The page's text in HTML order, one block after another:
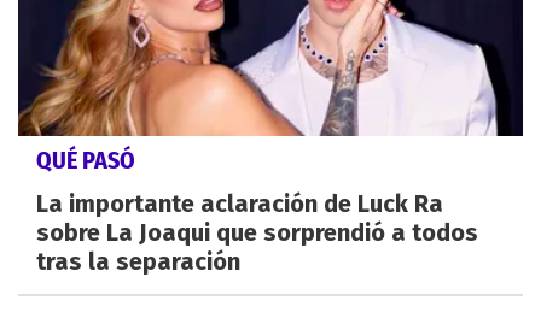
QUÉ PASÓ
La importante aclaración de Luck Ra
sobre La Joaqui que sorprendió a todos
tras la separación